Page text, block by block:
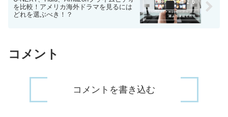
を比較！アメリカ海外ドラマを見るには
どれを選ぶべき！？
コメント
コメントを書き込む